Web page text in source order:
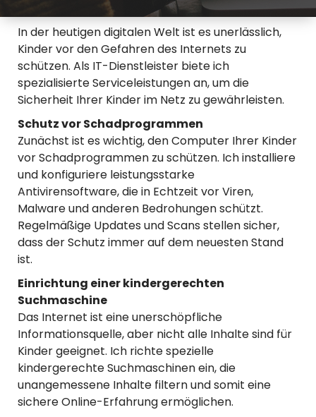
e
d
i
a
In der heutigen digitalen Welt ist es unerlässlich,
Kinder vor den Gefahren des Internets zu
schützen. Als IT-Dienstleister biete ich
spezialisierte Serviceleistungen an, um die
Sicherheit Ihrer Kinder im Netz zu gewährleisten.
Schutz vor Schadprogrammen
Zunächst ist es wichtig, den Computer Ihrer Kinder
vor Schadprogrammen zu schützen. Ich installiere
und konfiguriere leistungsstarke
Antivirensoftware, die in Echtzeit vor Viren,
Malware und anderen Bedrohungen schützt.
Regelmäßige Updates und Scans stellen sicher,
dass der Schutz immer auf dem neuesten Stand
ist.
Einrichtung einer kindergerechten
Suchmaschine
Das Internet ist eine unerschöpfliche
Informationsquelle, aber nicht alle Inhalte sind für
Kinder geeignet. Ich richte spezielle
kindergerechte Suchmaschinen ein, die
unangemessene Inhalte filtern und somit eine
sichere Online-Erfahrung ermöglichen.